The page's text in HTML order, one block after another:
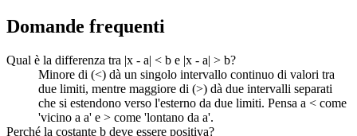
Domande frequenti
Qual è la differenza tra |x - a| < b e |x - a| > b?
Minore di (<) dà un singolo intervallo continuo di valori tra
due limiti, mentre maggiore di (>) dà due intervalli separati
che si estendono verso l'esterno da due limiti. Pensa a < come
'vicino a a' e > come 'lontano da a'.
Perché la costante b deve essere positiva?